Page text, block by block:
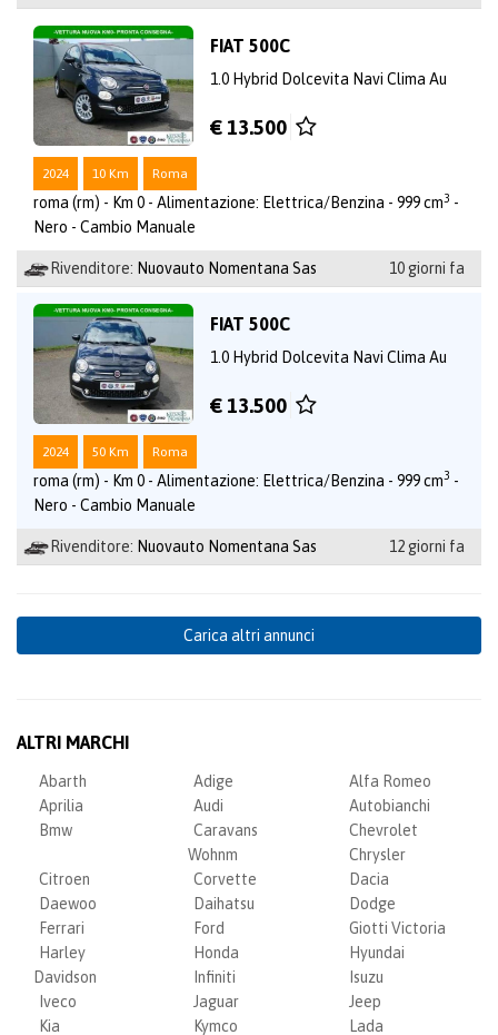
FIAT 500C
1.0 Hybrid Dolcevita Navi Clima Au
€ 13.500
2024 10 Km Roma
roma (rm) - Km 0 - Alimentazione: Elettrica/Benzina - 999 cm3 -
Nero - Cambio Manuale
Rivenditore: Nuovauto Nomentana Sas 10 giorni fa
FIAT 500C
1.0 Hybrid Dolcevita Navi Clima Au
€ 13.500
2024 50 Km Roma
roma (rm) - Km 0 - Alimentazione: Elettrica/Benzina - 999 cm3 -
Nero - Cambio Manuale
Rivenditore: Nuovauto Nomentana Sas 12 giorni fa
Carica altri annunci
ALTRI MARCHI
Abarth Adige
Alfa Romeo
Aprilia
Audi
Autobianchi
Bmw
Caravans
Wohnm
Chevrolet
Chrysler
Citroen
Corvette
Dacia
Daewoo
Daihatsu
Dodge
Ferrari
Ford
Giotti Victoria
Harley
Davidson
Honda
Hyundai
Infiniti
Isuzu
Iveco
Jaguar
Jeep
Kia
Kymco
Lada